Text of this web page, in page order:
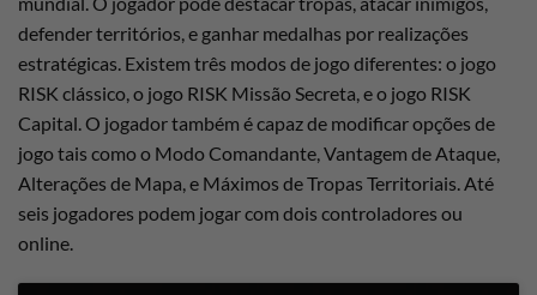
defender territórios, e ganhar medalhas por realizações
estratégicas. Existem três modos de jogo diferentes: o jogo
RISK clássico, o jogo RISK Missão Secreta, e o jogo RISK
Capital. O jogador também é capaz de modificar opções de
jogo tais como o Modo Comandante, Vantagem de Ataque,
Alterações de Mapa, e Máximos de Tropas Territoriais. Até
seis jogadores podem jogar com dois controladores ou
online.